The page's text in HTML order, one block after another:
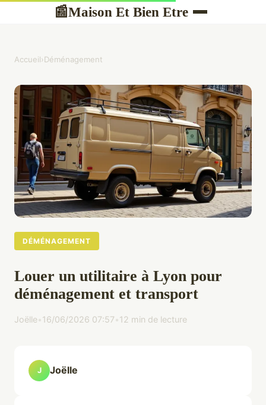
📰Maison Et Bien Etre
Accueil›Déménagement
DÉMÉNAGEMENT
Louer un utilitaire à Lyon pour
déménagement et transport
Joëlle•16/06/2026 07:57•12 min de lecture
J Joëlle